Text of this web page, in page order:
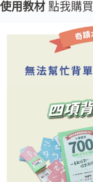
使用教材 點我購買